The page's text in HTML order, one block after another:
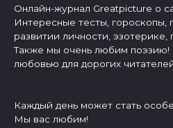
Онлайн-журнал Greatpicture о
Интересные тесты, гороскопы,
развитии личности, эзотерике,
Также мы очень любим поэзию!
любовью для дорогих
Каждый день может стать
Мы вас любим!